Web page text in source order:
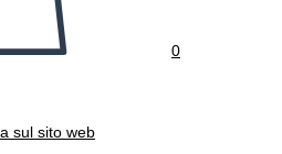
0
sul sito web